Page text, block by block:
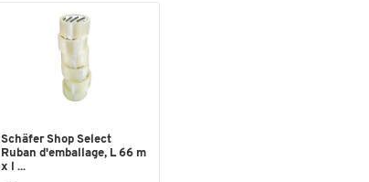
Schäfer Shop Select
Ruban d'emballage, L 66 m
x l ...